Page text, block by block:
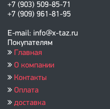
+7 (903) 509-85-71
+7 (909) 961-81-95
E-mail: info@x-taz.ru
Покупателям
Главная
О компании
Контакты
Оплата
доставка